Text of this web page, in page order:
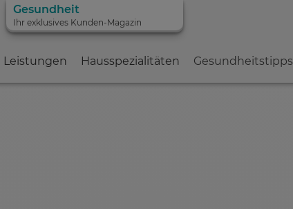
Gesundheit
Ihr exklusives Kunden-Magazin
Leistungen Hausspezialitäten Gesundheitstipps